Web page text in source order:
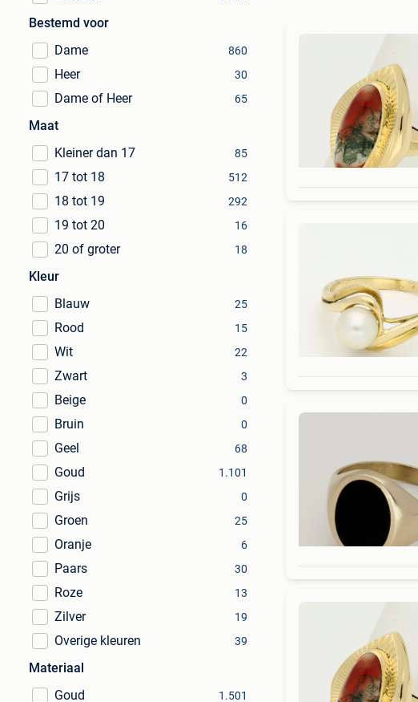
Bestemd voor
Dame
860
Heer 30
Dame of Heer 65
Maat
Kleiner dan 17
85
17 tot 18 512
18 tot 19 292
19 tot 20 16
20 of groter 18
Kleur
Blauw
25
Rood 15
Wit 22
Zwart 3
Beige 0
Bruin 0
Geel 68
Goud 1.101
Grijs 0
Groen 25
Oranje 6
Paars 30
Roze 13
Zilver 19
Overige kleuren 39
Materiaal
Goud
1.501